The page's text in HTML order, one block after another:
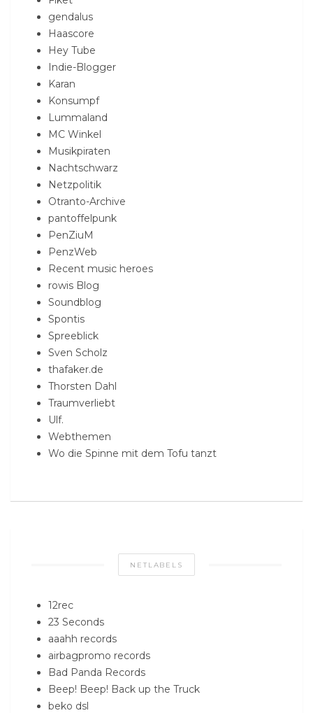
gendalus
Haascore
Hey Tube
Indie-Blogger
Karan
Konsumpf
Lummaland
MC Winkel
Musikpiraten
Nachtschwarz
Netzpolitik
Otranto-Archive
pantoffelpunk
PenZiuM
PenzWeb
Recent music heroes
rowis Blog
Soundblog
Spontis
Spreeblick
Sven Scholz
thafaker.de
Thorsten Dahl
Traumverliebt
Ulf.
Webthemen
Wo die Spinne mit dem Tofu tanzt
NETLABELS
12rec
23 Seconds
aaahh records
airbagpromo records
Bad Panda Records
Beep! Beep! Back up the Truck
beko dsl